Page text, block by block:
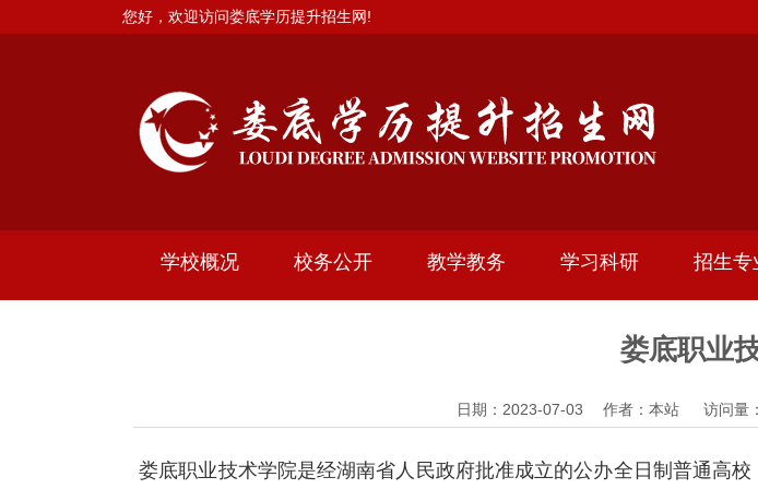
您好，欢迎访问娄底学历提升招生网!
学校概况 校务公开 教学教务 学习科研 招生专
娄底职业
日期：2023-07-03 作者：本站 访问量：
娄底职业技术学院是经湖南省人民政府批准成立的公办全日制普通高